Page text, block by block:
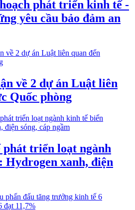
phát triển kinh tế -
yêu cầu bảo đảm an
về 2 dự án Luật liên
Quốc phòng
phát triển loạt ngành
Hydrogen xanh, điện